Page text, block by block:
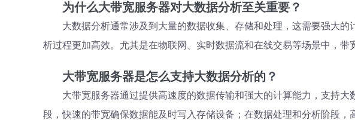
为什么大带宽服务器对大数据分析至关重要？
大数据分析通常涉及到大量的数据收集、存储和处理，这需要强大的
析过程更加高效。尤其是在物联网、实时数据流和在线交易等场景中，
大带宽服务器是怎么支持大数据分析的？
大带宽服务器通过提供高速度的数据传输和强大的计算能力，支持
段，快速的带宽确保数据能及时写入存储设备；在数据处理和分析阶段，